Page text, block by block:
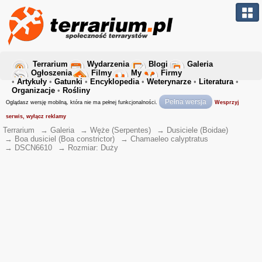
Terrarium Wydarzenia Blogi
Galeria
Ogłoszenia
Filmy My
Firmy
• Artykuły • Gatunki • Encyklopedia• Weterynarze • Literatura•
Organizacje • Rośliny
Oglądasz wersję mobilną, która nie ma pełnej funkcjonalności. Pełna wersja Wesprzyj
serwis, wyłącz reklamy
Terrarium → Galeria → Węże (Serpentes) → Dusiciele (Boidae)
→ Boa dusiciel (Boa constrictor) → Chamaeleo calyptratus
→ DSCN6610 → Rozmiar: Duży